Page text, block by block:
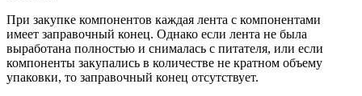
При закупке компонентов каждая лента с компонентами
имеет заправочный конец. Однако если лента не была
выработана полностью и снималась с питателя, или если
компоненты закупались в количестве не кратном объему
упаковки, то заправочный конец отсутствует.